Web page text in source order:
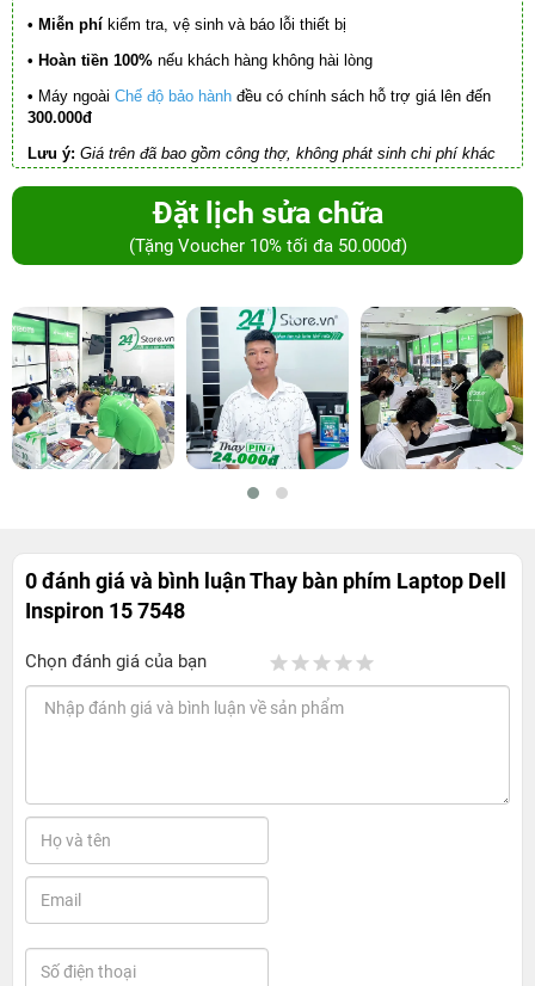
• Miễn phí kiểm tra, vệ sinh và báo lỗi thiết bị
• Hoàn tiền 100% nếu khách hàng không hài lòng
• Máy ngoài Chế độ bảo hành đều có chính sách hỗ trợ giá lên đến
300.000đ
Lưu ý: Giá trên đã bao gồm công thợ, không phát sinh chi phí khác
Đặt lịch sửa chữa
(Tặng Voucher 10% tối đa 50.000đ)
0 đánh giá và bình luậnThay bàn phím Laptop Dell
Inspiron 15 7548
Chọn đánh giá của bạn